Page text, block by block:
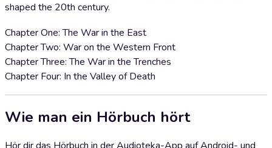
shaped the 20th century.
Chapter One: The War in the East
Chapter Two: War on the Western Front
Chapter Three: The War in the Trenches
Chapter Four: In the Valley of Death
Wie man ein Hörbuch hört